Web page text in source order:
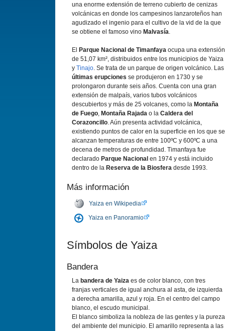
una enorme extensión de terreno cubierto de cenizas
volcánicas en donde los campesinos lanzaroteños han
agudizado el ingenio para el cultivo de la vid de la que
se obtiene el famoso vino Malvasí­a.
El Parque Nacional de Timanfaya ocupa una extensión
de 51,07 km², distribuidos entre los municipios de Yaiza
y Tinajo. Se trata de un parque de origen volcánico. Las
últimas erupciones se produjeron en 1730 y se
prolongaron durante seis años. Cuenta con una gran
extensión de malpaí­s, varios tubos volcánicos
descubiertos y más de 25 volcanes, como la Montaña
de Fuego, Montaña Rajada o la Caldera del
Corazoncillo. Aún presenta actividad volcánica,
existiendo puntos de calor en la superficie en los que se
alcanzan temperaturas de entre 100ºC y 600ºC a una
decena de metros de profundidad. Timanfaya fue
declarado Parque Nacional en 1974 y está incluido
dentro de la Reserva de la Biosfera desde 1993.
Más información
Yaiza en Wikipedia
Yaiza en Panoramio
Sí­mbolos de Yaiza
Bandera
La bandera de Yaiza es de color blanco, con tres
franjas verticales de igual anchura al asta, de izquierda
a derecha amarilla, azul y roja. En el centro del campo
blanco, el escudo municipal.
El blanco simboliza la nobleza de las gentes y la pureza
del ambiente del municipio. El amarillo representa a las